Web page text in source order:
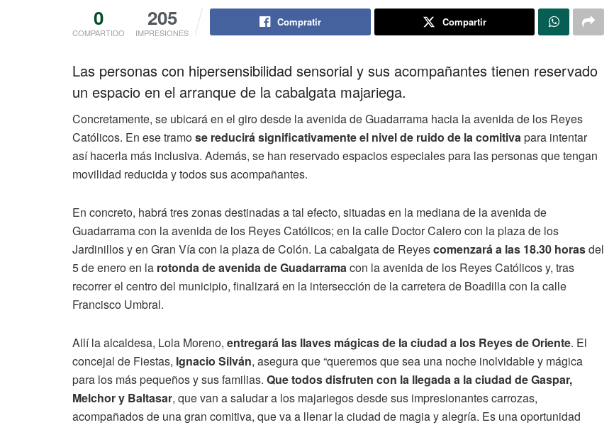
0
COMPARTIDO
205
IMPRESIONES
Compratir Compartir
Las personas con hipersensibilidad sensorial y sus acompañantes tienen reservado
un espacio en el arranque de la cabalgata majariega.
Concretamente, se ubicará en el giro desde la avenida de Guadarrama hacia la avenida de los Reyes
Católicos. En ese tramose reducirá significativamente el nivel de ruido de la comitivapara intentar
así hacerla más inclusiva. Además, se han reservado espacios especiales para las personas que tengan
movilidad reducida y todos sus acompañantes.
En concreto, habrá tres zonas destinadas a tal efecto, situadas en la mediana de la avenida de
Guadarrama con la avenida de los Reyes Católicos; en la calle Doctor Calero con la plaza de los
Jardinillos y en Gran Vía con la plaza de Colón. La cabalgata de Reyescomenzará a las 18.30 horasdel
5 de enero en la rotonda de avenida de Guadarramacon la avenida de los Reyes Católicos y, tras
recorrer el centro del municipio, finalizará en la intersección de la carretera de Boadilla con la calle
Francisco Umbral.
Allí la alcaldesa, Lola Moreno, entregará las llaves mágicas de la ciudad a los Reyes de Oriente. El
concejal de Fiestas, Ignacio Silván, asegura que “queremos que sea una noche inolvidable y mágica
para los más pequeños y sus familias. Que todos disfruten con la llegada a la ciudad de Gaspar,
Melchor y Baltasar, que van a saludar a los majariegos desde sus impresionantes carrozas,
acompañados de una gran comitiva, que va a llenar la ciudad de magia y alegría. Es una oportunidad